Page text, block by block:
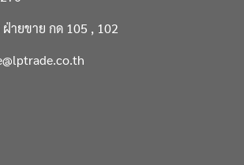
ายขาย กด 105 , 102